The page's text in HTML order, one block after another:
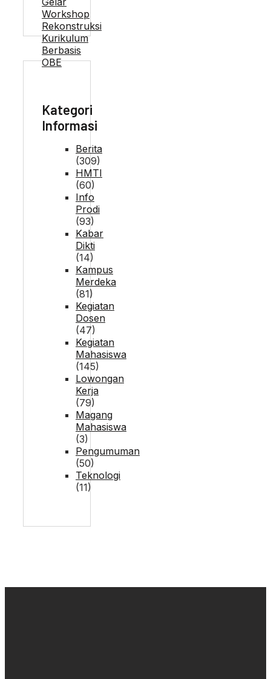
Kategori
Informasi
Berita
(309)
HMTI
(60)
Info
Prodi
(93)
Kabar
Dikti
(14)
Kampus
Merdeka
(81)
Kegiatan
Dosen
(47)
Kegiatan
Mahasiswa
(145)
Lowongan
Kerja
(79)
Magang
Mahasiswa
(3)
Pengumuman
(50)
Teknologi
(11)